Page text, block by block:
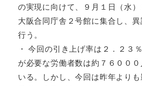
の実現に向けて、９月１日（水
大阪合同庁舎２号館に集合し、
行う。
・ 今回の引き上げ率は２．２３
が必要な労働者数は約７６００
いる。しかし、今回は昨年より